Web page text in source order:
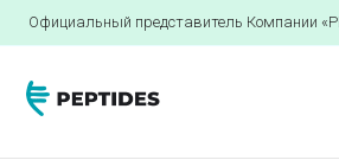
Официальный представитель Компании